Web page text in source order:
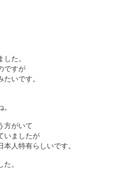
た。
ですが
いです。
方がいて
いましたが
人特有らしいです。
。